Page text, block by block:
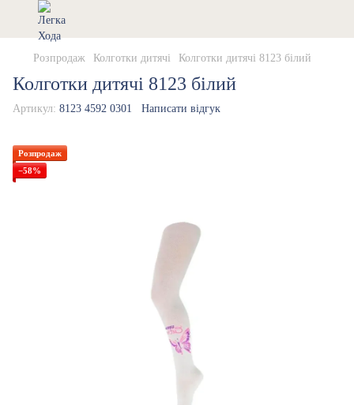
Розпродаж Колготки дитячі Колготки дитячі 8123 білий
Колготки дитячі 8123 білий
Артикул: 8123 4592 0301 Написати відгук
Розпродаж
−58%